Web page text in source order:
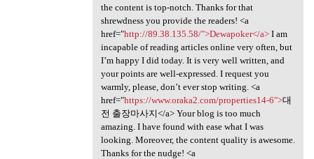
the content is top-notch. Thanks for that
shrewdness you provide the readers! <a
href="http://89.38.135.58/">Dewapoker</a>I am
incapable of reading articles online very often, but
I’m happy I did today. It is very well written, and
your points are well-expressed. I request you
warmly, please, don’t ever stop writing. <a
href="https://www.oraka2.com/properties14-6">대
전 출장마사지</a> Your blog is too much
amazing. I have found with ease what I was
looking. Moreover, the content quality is awesome.
Thanks for the nudge! <a